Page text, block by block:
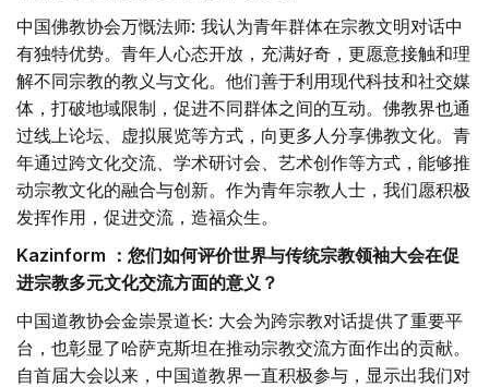
中国佛教协会万慨法师: 我认为青年群体在宗教文明对话中
有独特优势。青年人心态开放，充满好奇，更愿意接触和理
解不同宗教的教义与文化。他们善于利用现代科技和社交媒
体，打破地域限制，促进不同群体之间的互动。佛教界也通
过线上论坛、虚拟展览等方式，向更多人分享佛教文化。青
年通过跨文化交流、学术研讨会、艺术创作等方式，能够推
动宗教文化的融合与创新。作为青年宗教人士，我们愿积极
发挥作用，促进交流，造福众生。
Kazinform ：您们如何评价世界与传统宗教领袖大会在促
进宗教多元文化交流方面的意义？
中国道教协会金崇景道长: 大会为跨宗教对话提供了重要平
台，也彰显了哈萨克斯坦在推动宗教交流方面作出的贡献。
自首届大会以来，中国道教界一直积极参与，显示出我们对